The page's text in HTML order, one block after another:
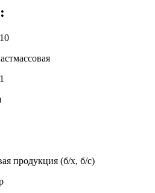
10
1
продукция (б/х, б/с)